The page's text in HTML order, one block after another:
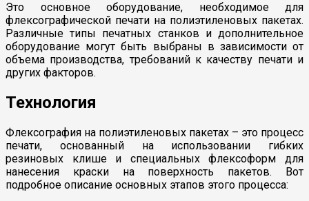
Это основное оборудование, необходимое для
флексографической печати на полиэтиленовых пакетах.
Различные типы печатных станков и дополнительное
оборудование могут быть выбраны в зависимости от
объема производства, требований к качеству печати и
других факторов.
Технология
Флексография на полиэтиленовых пакетах – это процесс
печати, основанный на использовании гибких
резиновых клише и специальных флексоформ для
нанесения краски на поверхность пакетов. Вот
подробное описание основных этапов этого процесса: